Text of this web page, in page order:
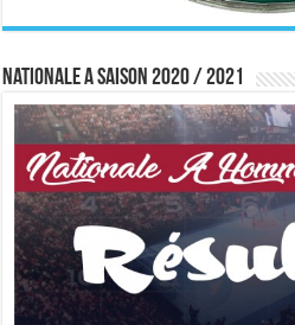
Nationale A saison 2020 / 2021